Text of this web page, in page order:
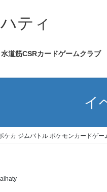
ティ
水道筋CSRカードゲームクラブ
イ
ケカ ジムバトル ポケモンカードゲー